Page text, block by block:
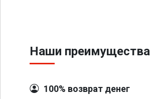
Наши преимущества
100% возврат денег